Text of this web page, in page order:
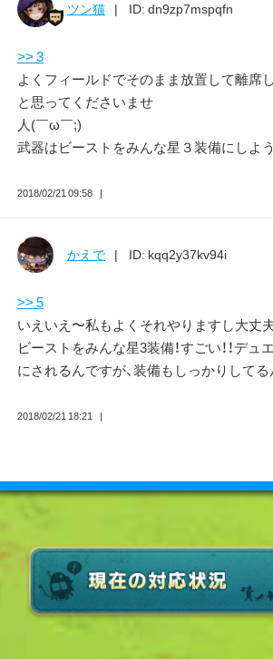
ツン猫 ID: dn9zp7mspqfn
>> 3
よくフィールドでそのまま放置して離席
と思ってくださいませ
人(￣ω￣;)
武器はビーストをみんな星３装備にしよ
2018/02/21 09:58
かえで ID: kqq2y37kv94i
>> 5
いえいえ〜私もよくそれやりますし大丈
ビーストをみんな星3装備！すごい！！デ
にされるんですが、装備もしっかりして
2018/02/21 18:21